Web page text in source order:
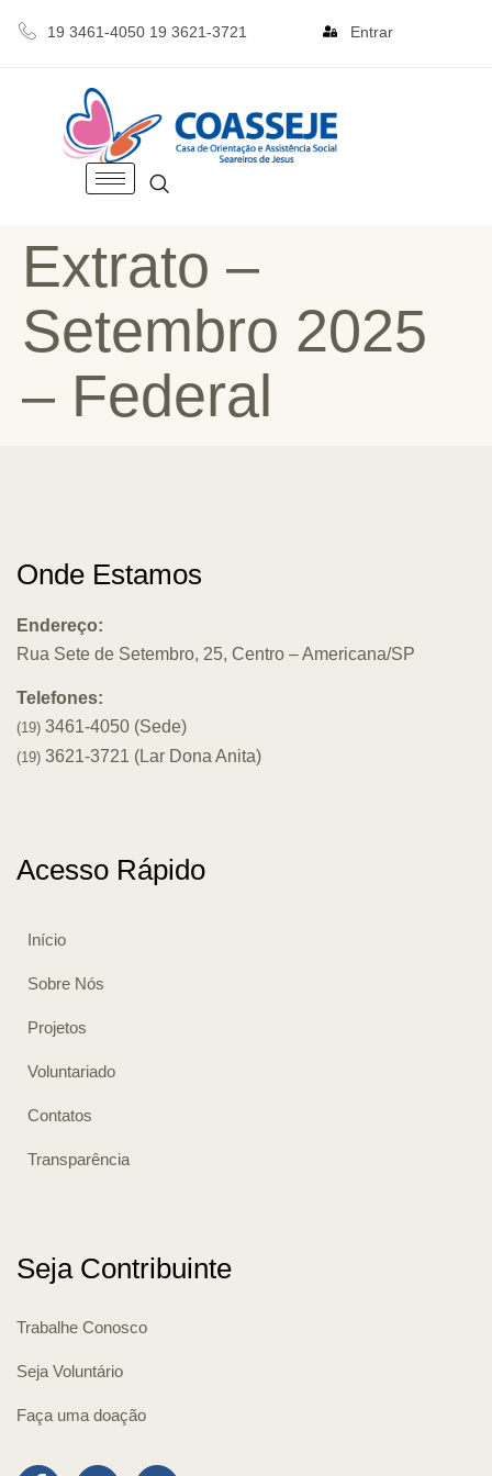
19 3461-4050 19 3621-3721 Entrar
Extrato –
Setembro 2025
– Federal
Onde Estamos
Endereço:
Rua Sete de Setembro, 25, Centro – Americana/SP
Telefones:
(19) 3461-4050 (Sede)
(19) 3621-3721 (Lar Dona Anita)
Acesso Rápido
Início
Sobre Nós
Projetos
Voluntariado
Contatos
Transparência
Seja Contribuinte
Trabalhe Conosco
Seja Voluntário
Faça uma doação